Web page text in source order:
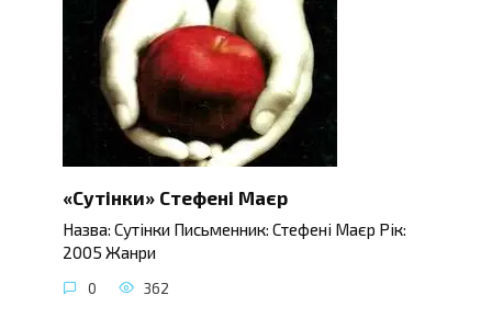
«Сутінки» Стефені Маєр
Назва: Сутінки Письменник: Стефені Маєр Рік:
2005 Жанри
0 362